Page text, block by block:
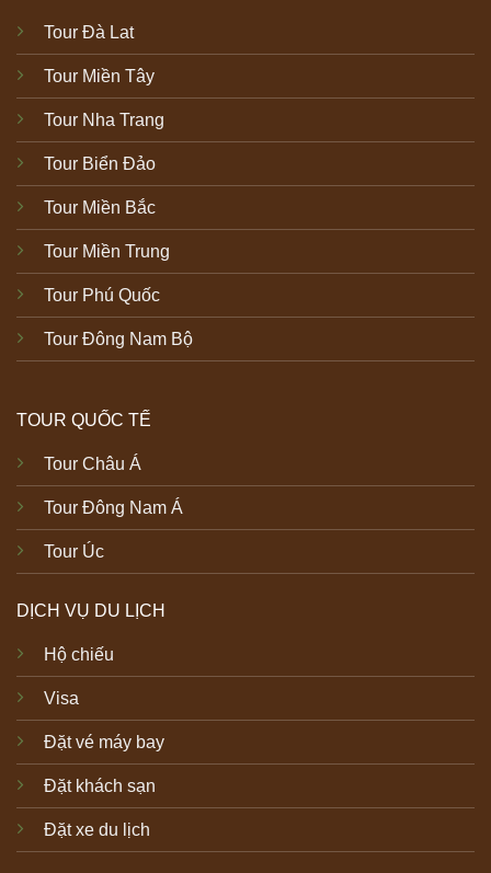
Tour Đà Lat
Tour Miền Tây
Tour Nha Trang
Tour Biển Đảo
Tour Miền Bắc
Tour Miền Trung
Tour Phú Quốc
Tour Đông Nam Bộ
TOUR QUỐC TẾ
Tour Châu Á
Tour Đông Nam Á
Tour Úc
DỊCH VỤ DU LỊCH
Hộ chiếu
Visa
Đặt vé máy bay
Đặt khách sạn
Đặt xe du lịch